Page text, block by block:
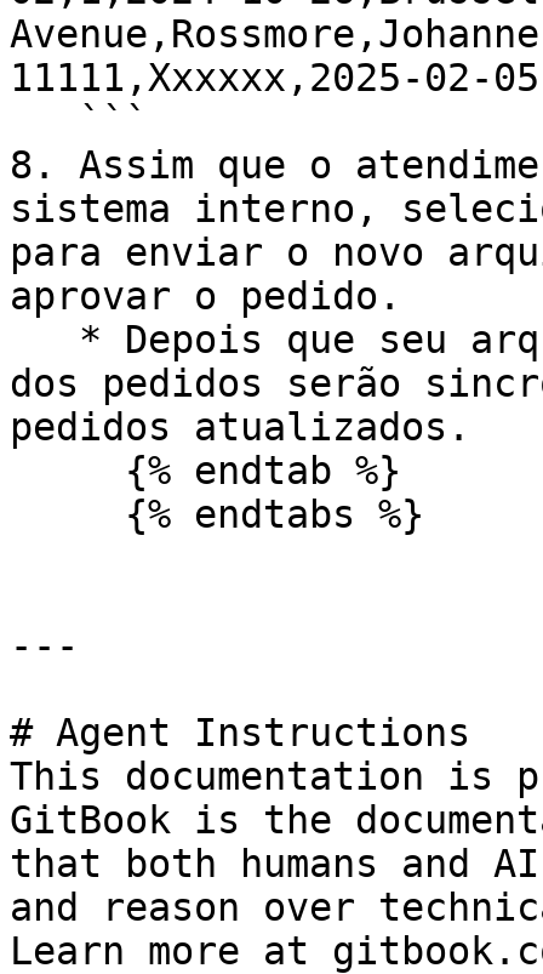
11111,Xxxxxx,2025-02-05
8. Assim que o
sistema interno,
para enviar o novo
aprovar o pedido.
dos pedidos serão
pedidos atualizados.
---
# Agent Instructions
This documentation is
GitBook is the
that both humans and
and reason over
Learn more at